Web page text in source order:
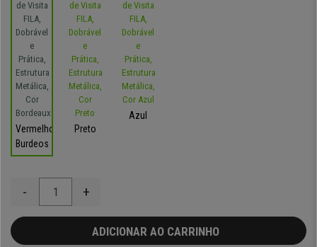
Vermelho-
Burdeos
Preto
Azul
- +
ADICIONAR AO CARRINHO